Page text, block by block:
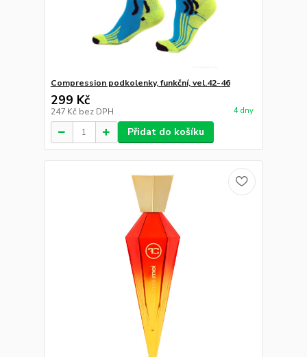
Compression podkolenky, funkční, vel.42-46
299 Kč
247 Kč bez DPH 4 dny
Přidat do košíku